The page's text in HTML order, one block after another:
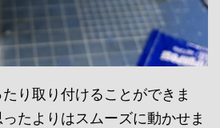
り取り付けることができま
たよりはスムーズに動かせま